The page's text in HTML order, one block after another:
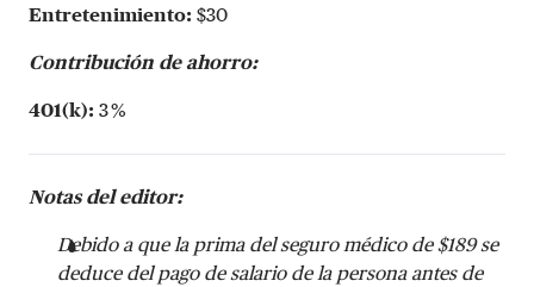
Entretenimiento: $30
Contribución de ahorro:
401(k): 3 %
Notas del editor:
Debido a que la prima del seguro médico de $189 se
deduce del pago de salario de la persona antes de